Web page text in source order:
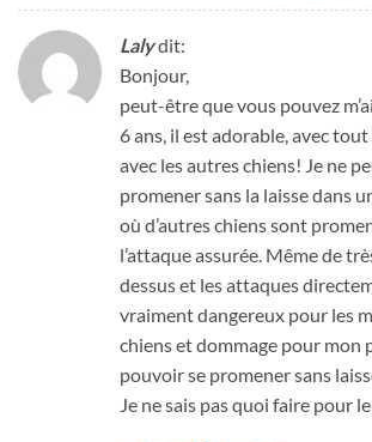
Lalydit:
Bonjour,
peut-être que vous pouvez
6 ans, il est adorable, avec
avec les autres chiens! Je ne
promener sans la laisse dans
où d’autres chiens sont
l’attaque assurée. Même de
dessus et les attaques
vraiment dangereux pour les
chiens et dommage pour mon
pouvoir se promener sans
Je ne sais pas quoi faire pour